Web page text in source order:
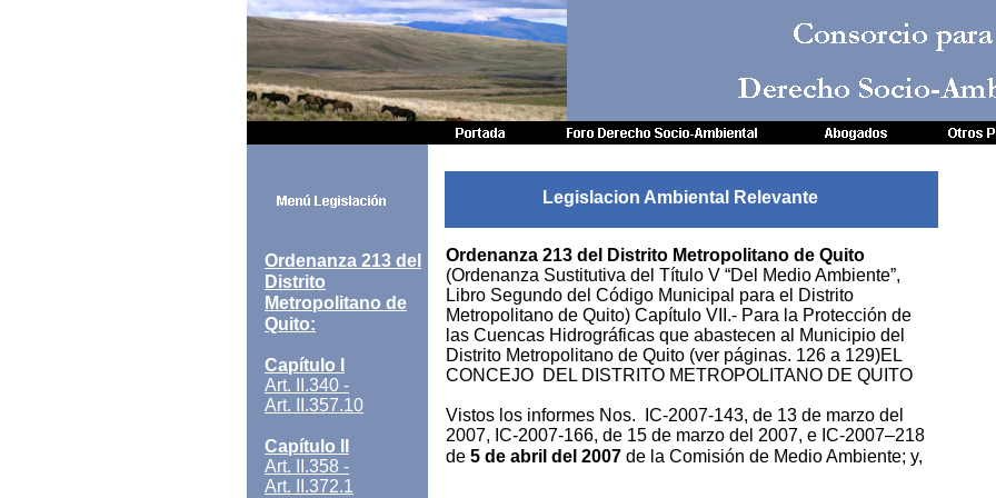
Consorcio
Derecho Socio-
Legislacion Ambiental Relevante
Ordenanza 213 del Distrito Metropolitano de Quito
(Ordenanza Sustitutiva del Título V “Del Medio Ambiente”,
Libro Segundo del Código Municipal para el Distrito
Metropolitano de Quito) Capítulo VII.- Para la Protección de
las Cuencas Hidrográficas que abastecen al Municipio del
Distrito Metropolitano de Quito (ver páginas. 126 a 129)EL
CONCEJO DEL DISTRITO METROPOLITANO DE QUITO
Vistos los informes Nos. IC-2007-143, de 13 de marzo del
2007, IC-2007-166, de 15 de marzo del 2007, e IC-2007–218
de 5 de abril del 2007 de la Comisión de Medio Ambiente; y,
Ordenanza 213 del
Distrito
Metropolitano de
Quito:
Capítulo I
Art. II.340 -
Art. II.357.10
Capítulo II
Art. II.358 -
Art. II.372.1